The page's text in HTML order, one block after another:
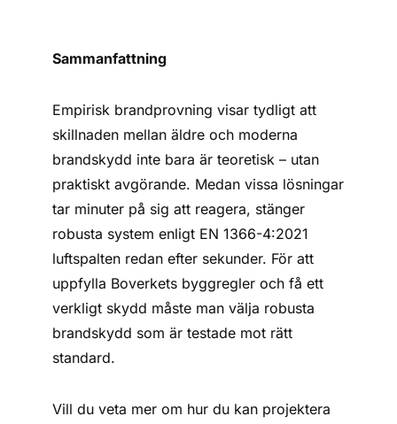
Sammanfattning
Empirisk brandprovning visar tydligt att
skillnaden mellan äldre och moderna
brandskydd inte bara är teoretisk – utan
praktiskt avgörande. Medan vissa lösningar
tar minuter på sig att reagera, stänger
robusta system enligt EN 1366-4:2021
luftspalten redan efter sekunder. För att
uppfylla Boverkets byggregler och få ett
verkligt skydd måste man välja robusta
brandskydd som är testade mot rätt
standard.
Vill du veta mer om hur du kan projektera